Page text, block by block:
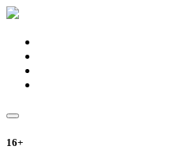
16+